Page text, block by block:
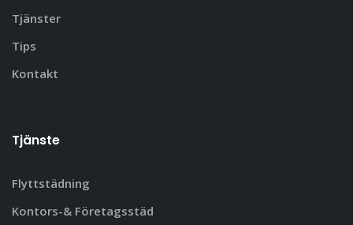
Tjänster
Tips
Kontakt
Tjänste
Flyttstädning
Kontors-& Företagsstäd